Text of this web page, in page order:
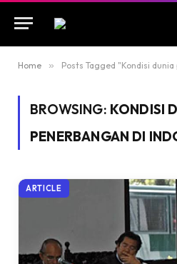
Home » Posts Tagged "Kondisi
BROWSING: KONDISI
PENERBANGAN DI
ARTICLE